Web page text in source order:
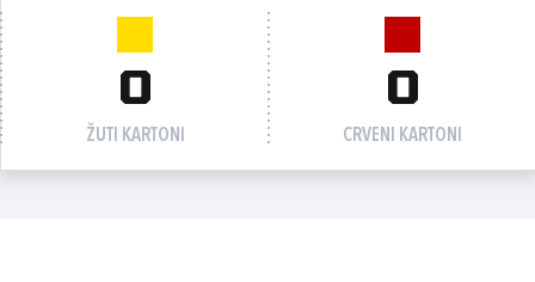
0
ŽUTI KARTONI
0
CRVENI KARTONI